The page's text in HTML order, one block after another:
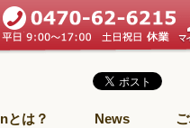
とは？ News